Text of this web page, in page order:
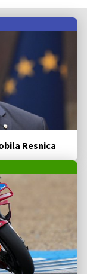
Resnica